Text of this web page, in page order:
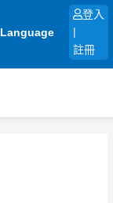
Language
登入
註冊